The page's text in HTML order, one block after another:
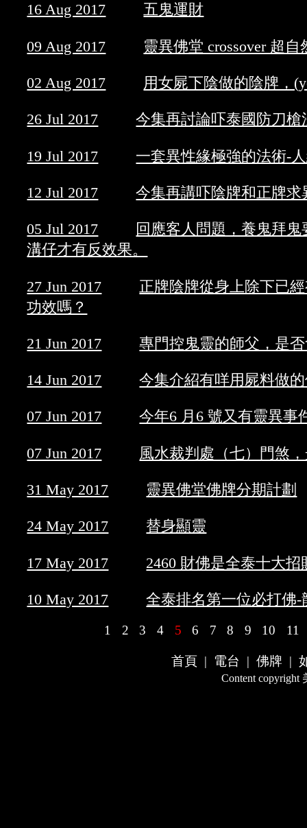
16 Aug 2017 五鬼運財
09 Aug 2017 靈異佛堂 crossover 超
02 Aug 2017 用女屍下陰做的陰牌，
26 Jul 2017 今集再討論吓泰國防刀
19 Jul 2017 一套異性緣極強的法術-
12 Jul 2017 今集再講吓陰牌和正牌求
05 Jul 2017
回應客人問題，養鬼拜
溝仔才有反效果。
27 Jun 2017
正牌陰牌從身上除下已
功效嗎？
21 Jun 2017 專門控鬼靈的師父，是
14 Jun 2017 今集介紹有咩用屍料做
07 Jun 2017 今年6 月6 號又有靈異事
07 Jun 2017 風水裁判處（七）門煞
31 May 2017 靈異佛堂佛牌分期計劃
24 May 2017 替身顯靈
17 May 2017 2460 財佛是全泰十大
10 May 2017 全泰排名第一位必打佛
1 2 3 4 5 6 7 8 9 10 11
首頁 | 電台 | 佛牌 |
Content copyright